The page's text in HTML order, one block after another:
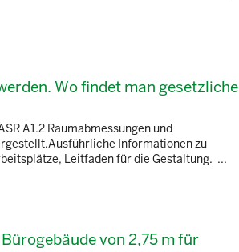
Wo findet man gesetzliche
A1.2 Raumabmessungen und
Informationen zu
Leitfaden für die Gestaltung. ...
von 2,75 m für